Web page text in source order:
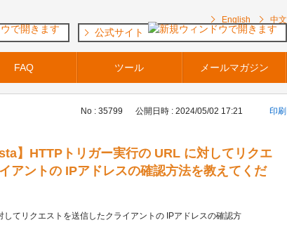
English 中文
FAQ ツール メールマガジン
公式サイト
No : 35799 公開日時 : 2024/05/02 17:21 印刷
】HTTPトリガー実行の URL に対してリクエ
アントの IPアドレスの確認方法を教えてくだ
してリクエストを送信したクライアントの IPアドレスの確認方